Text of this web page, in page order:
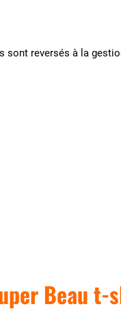
sont reversés à la
Beau